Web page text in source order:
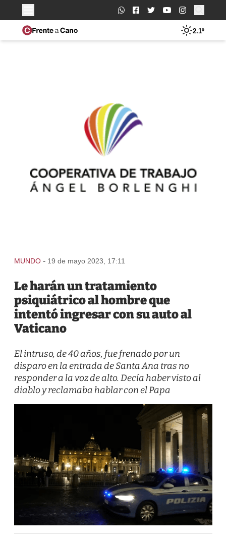
Buscar:
2.1º
MUNDO - 19 de mayo 2023, 17:11
Le harán un tratamiento
psiquiátrico al hombre que
intentó ingresar con su auto al
Vaticano
El intruso, de 40 años, fue frenado por un
disparo en la entrada de Santa Ana tras no
responder a la voz de alto. Decía haber visto al
diablo y reclamaba hablar con el Papa